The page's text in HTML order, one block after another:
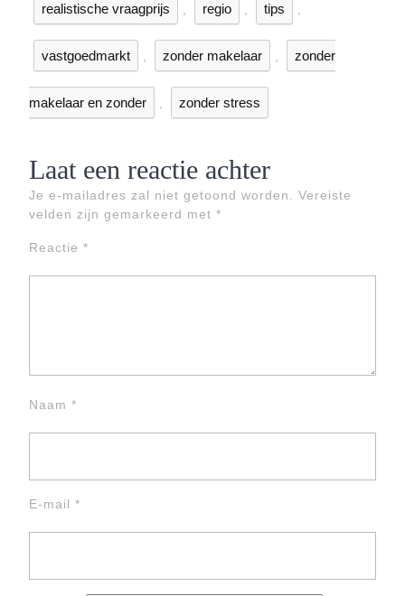
realistische vraagprijs regio tips
vastgoedmarkt zonder makelaar zonder
makelaar en zonder zonder stress
Laat een reactie achter
Je e-mailadres zal niet getoond worden.
Vereiste
velden zijn gemarkeerd met *
Reactie *
Naam *
E-mail *